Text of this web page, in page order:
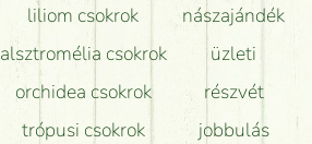
liliom csokrok
alsztromélia csokrok
orchidea csokrok
trópusi csokrok
nászajándék
üzleti
részvét
jobbulás